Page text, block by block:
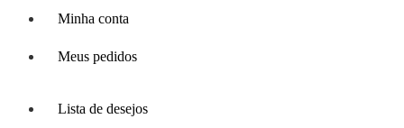
Minha conta
Meus pedidos
Lista de desejos